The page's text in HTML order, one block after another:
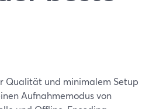
Qualität und minimalem Setup
Aufnahmemodus von